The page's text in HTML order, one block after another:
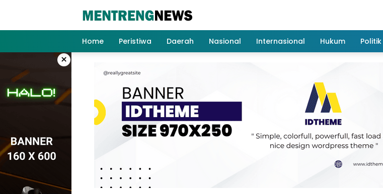
Home
Peristiwa Daerah Nasional Internasional Hukum Politik
×